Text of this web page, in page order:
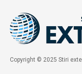
Copyright © 2025 Stiri